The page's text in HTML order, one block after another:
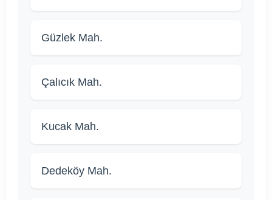
Güzlek Mah.
Çalıcık Mah.
Kucak Mah.
Dedeköy Mah.